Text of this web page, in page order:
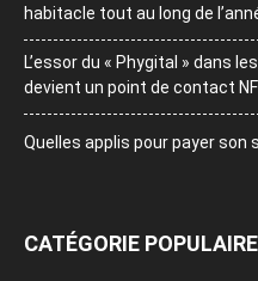
habitacle tout au long de
L’essor du « Phygital » dans
devient un point de contact
Quelles applis pour payer son
CATÉGORIE POPULAIRE